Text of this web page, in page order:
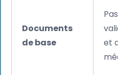
Documents
de base
et